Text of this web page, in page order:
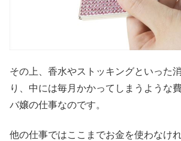
その上、香水やストッキングといった
り、中には毎月かかってしまうような
バ嬢の仕事なのです。
他の仕事ではここまでお金を使わなけ